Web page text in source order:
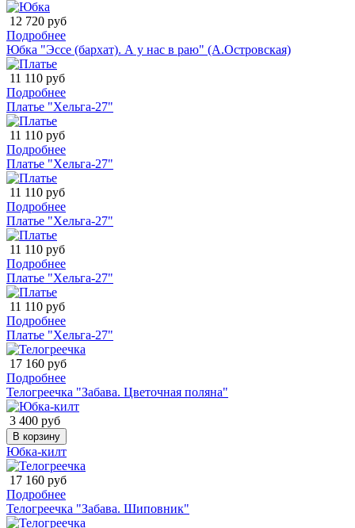
12 720 руб
Подробнее
Юбка "Эссе (бархат). А у нас в раю" (А.Островская)
11 110 руб
Подробнее
Платье "Хельга-27"
11 110 руб
Подробнее
Платье "Хельга-27"
11 110 руб
Подробнее
Платье "Хельга-27"
11 110 руб
Подробнее
Платье "Хельга-27"
11 110 руб
Подробнее
Платье "Хельга-27"
17 160 руб
Подробнее
Телогреечка "Забава. Цветочная поляна"
3 400 руб
В корзину
Юбка-килт
17 160 руб
Подробнее
Телогреечка "Забава. Шиповник"